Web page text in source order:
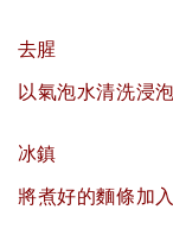
去腥
以氣泡水清洗浸
冰鎮
將煮好的麵條加